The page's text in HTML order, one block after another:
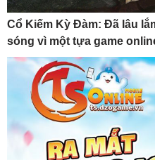
Cổ Kiếm Kỳ Đàm: Đã lâu
sóng vì một tựa game